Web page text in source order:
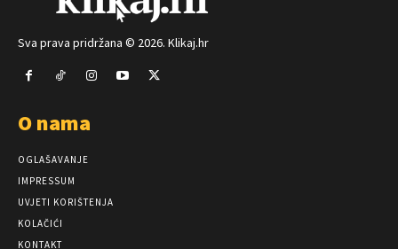
Sva prava pridržana © 2026. Klikaj.hr
O nama
OGLAŠAVANJE
IMPRESSUM
UVJETI KORIŠTENJA
KOLAČIĆI
KONTAKT